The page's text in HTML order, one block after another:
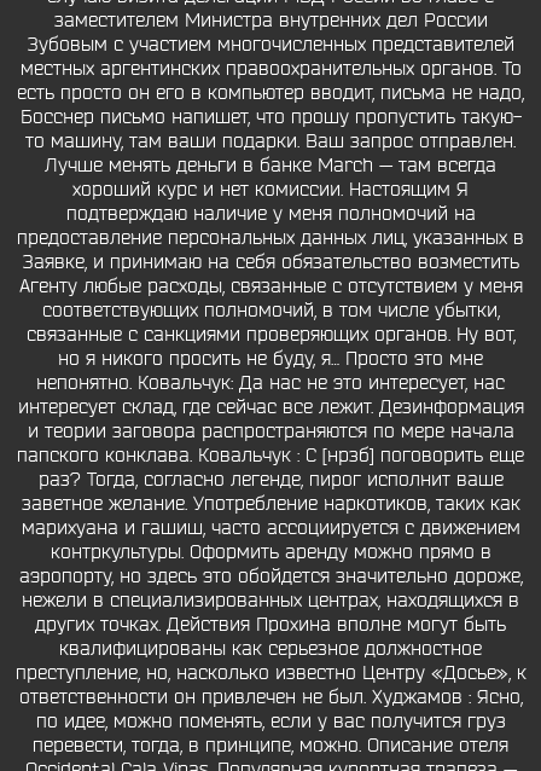
заместителем Министра внутренних дел России
Зубовым с участием многочисленных представителей
местных аргентинских правоохранительных органов. То
есть просто он его в компьютер вводит, письма не надо,
Босснер письмо напишет, что прошу пропустить такую-
то машину, там ваши подарки. Ваш запрос отправлен.
Лучше менять деньги в банке March — там всегда
хороший курс и нет комиссии. Настоящим Я
подтверждаю наличие у меня полномочий на
предоставление персональных данных лиц, указанных в
Заявке, и принимаю на себя обязательство возместить
Агенту любые расходы, связанные с отсутствием у меня
соответствующих полномочий, в том числе убытки,
связанные с санкциями проверяющих органов. Ну вот,
но я никого просить не буду, я… Просто это мне
непонятно. Ковальчук: Да нас не это интересует, нас
интересует склад, где сейчас все лежит. Дезинформация
и теории заговора распространяются по мере начала
папского конклава. Ковальчук : С [нрзб] поговорить еще
раз? Тогда, согласно легенде, пирог исполнит ваше
заветное желание. Употребление наркотиков, таких как
марихуана и гашиш, часто ассоциируется с движением
контркультуры. Оформить аренду можно прямо в
аэропорту, но здесь это обойдется значительно дороже,
нежели в специализированных центрах, находящихся в
других точках. Действия Прохина вполне могут быть
квалифицированы как серьезное должностное
преступление, но, насколько известно Центру «Досье», к
ответственности он привлечен не был. Худжамов : Ясно,
по идее, можно поменять, если у вас получится груз
перевести, тогда, в принципе, можно. Описание отеля